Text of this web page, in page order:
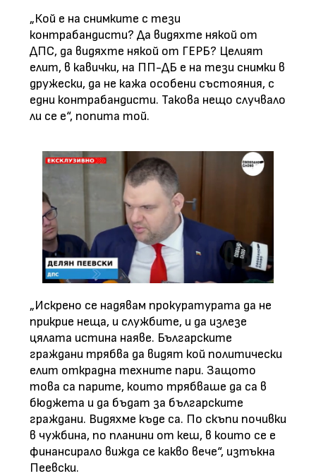
„Кой е на снимките с тези
контрабандисти? Да видяхте някой от
ДПС, да видяхте някой от ГЕРБ? Целият
елит, в кавички, на ПП-ДБ е на тези снимки в
дружески, да не кажа особени състояния, с
едни контрабандисти. Такова нещо случвало
ли се е“, попита той.
„Искрено се надявам прокуратурата да не
прикрие неща, и службите, и да излезе
цялата истина наяве. Българските
граждани трябва да видят кой политически
елит открадна техните пари. Защото
това са парите, които трябваше да са в
бюджета и да бъдат за българските
граждани. Видяхме къде са. По скъпи почивки
в чужбина, по планини от кеш, в които се е
финансирало вижда се какво вече“, изтъкна
Пеевски.